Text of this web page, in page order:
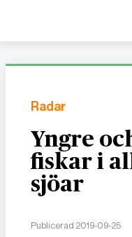
Radar
Yngre
fiskar i
sjöar
Publicerad 2019-09-25